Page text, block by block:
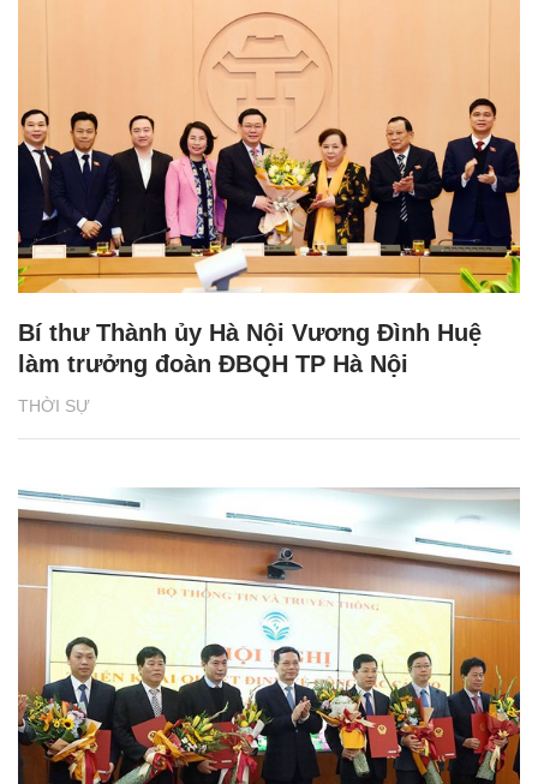
THỜI SỰ
Bí thư Thành ủy Hà Nội Vương Đình Huệ
làm trưởng đoàn ĐBQH TP Hà Nội